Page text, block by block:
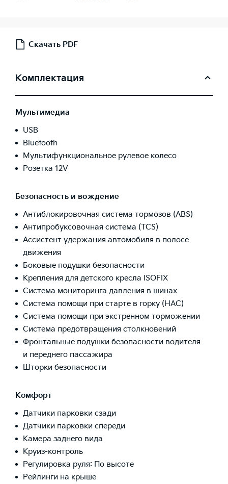
Скачать PDF
Комплектация
Мультимедиа
USB
Bluetooth
Мультифункциональное рулевое колесо
Розетка 12V
Безопасность и вождение
Антиблокировочная система тормозов (ABS)
Антипробуксовочная система (TCS)
Ассистент удержания автомобиля в полосе
движения
Боковые подушки безопасности
Крепления для детского кресла ISOFIX
Система мониторинга давления в шинах
Система помощи при старте в горку (HAC)
Система помощи при экстренном торможении
Система предотвращения столкновений
Фронтальные подушки безопасности водителя
и переднего пассажира
Шторки безопасности
Комфорт
Датчики парковки сзади
Датчики парковки спереди
Камера заднего вида
Круиз-контроль
Регулировка руля: По высоте
Рейлинги на крыше